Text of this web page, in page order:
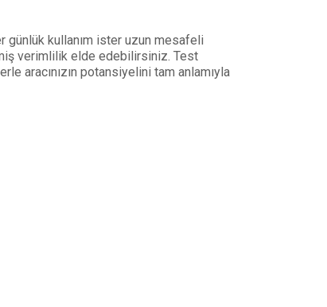
günlük kullanım ister uzun mesafeli
verimlilik elde edebilirsiniz. Test
aracınızın potansiyelini tam anlamıyla